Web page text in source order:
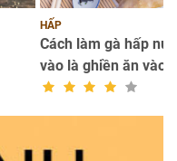
HẤP
Cách làm gà hấp
vào là ghiền ăn vào